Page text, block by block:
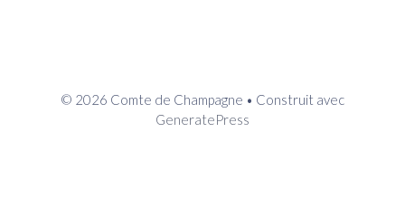
© 2026 Comte de Champagne • Construit avec
GeneratePress